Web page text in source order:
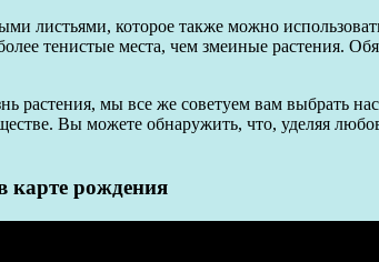
листьями, которое также можно
тенистые места, чем змеиные растения.
мы все же советуем вам выбрать
Вы можете обнаружить, что, уделяя
карте рождения